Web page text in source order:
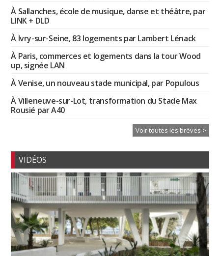
À Sallanches, école de musique, danse et théâtre, par
LINK + DLD
À Ivry-sur-Seine, 83 logements par Lambert Lénack
À Paris, commerces et logements dans la tour Wood
up, signée LAN
À Venise, un nouveau stade municipal, par Populous
À Villeneuve-sur-Lot, transformation du Stade Max
Rousié par A40
Voir toutes les brèves >
VIDÉOS